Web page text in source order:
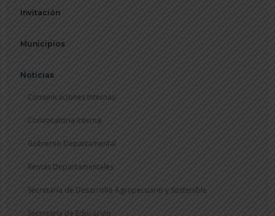
Invitación
Municipios
Noticias
Comunicaciones Internas
Convocatoria Interna
Gobierno Departamental
Rentas Departamentales
Secretaría de Desarrollo Agropecuario y Sostenible
Secretaría de Educación